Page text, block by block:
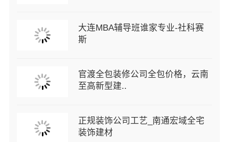
大连MBA辅导班谁家专业-社科赛
斯
官渡全包装修公司全包价格，云南
至高新型建..
正规装饰公司工艺_南通宏域全宅
装饰建材